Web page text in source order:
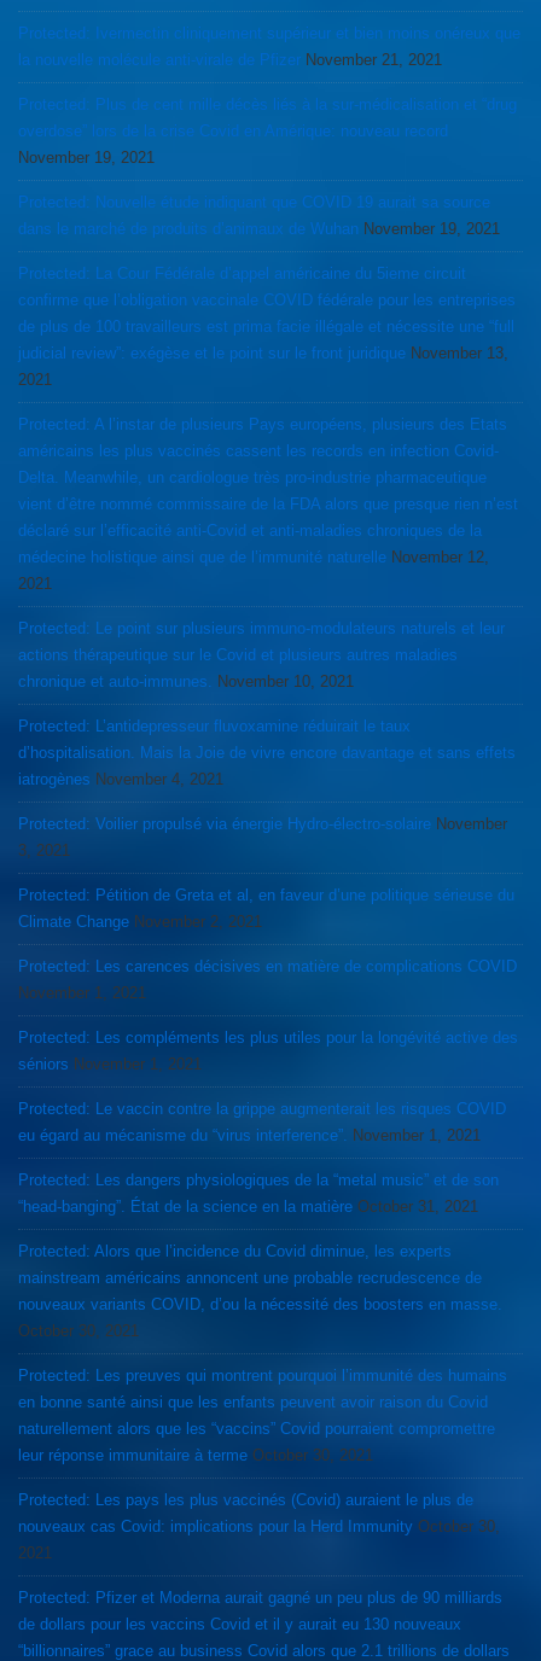
Protected: Ivermectin cliniquement supérieur et bien moins onéreux que
la nouvelle molécule anti-virale de Pfizer November 21, 2021
Protected: Plus de cent mille décès liés à la sur-médicalisation et “drug
overdose” lors de la crise Covid en Amérique: nouveau record
November 19, 2021
Protected: Nouvelle étude indiquant que COVID 19 aurait sa source
dans le marché de produits d’animaux de Wuhan November 19, 2021
Protected: La Cour Fédérale d’appel américaine du 5ieme circuit
confirme que l’obligation vaccinale COVID fédérale pour les entreprises
de plus de 100 travailleurs est prima facie illégale et nécessite une “full
judicial review”: exégèse et le point sur le front juridique November 13,
2021
Protected: A l’instar de plusieurs Pays européens, plusieurs des Etats
américains les plus vaccinés cassent les records en infection Covid-
Delta. Meanwhile, un cardiologue très pro-industrie pharmaceutique
vient d’être nommé commissaire de la FDA alors que presque rien n’est
déclaré sur l’efficacité anti-Covid et anti-maladies chroniques de la
médecine holistique ainsi que de l’immunité naturelle November 12,
2021
Protected: Le point sur plusieurs immuno-modulateurs naturels et leur
actions thérapeutique sur le Covid et plusieurs autres maladies
chronique et auto-immunes.
November 10, 2021
Protected: L’antidepresseur fluvoxamine réduirait le taux
d’hospitalisation. Mais la Joie de vivre encore davantage et sans effets
iatrogènes November 4, 2021
Protected: Voilier propulsé via énergie Hydro-électro-solaire November
3, 2021
Protected: Pétition de Greta et al, en faveur d’une politique sérieuse du
Climate Change November 2, 2021
Protected: Les carences décisives en matière de complications COVID
November 1, 2021
Protected: Les compléments les plus utiles pour la longévité active des
séniors November 1, 2021
Protected: Le vaccin contre la grippe augmenterait les risques COVID
eu égard au mécanisme du “virus interference”. November 1, 2021
Protected: Les dangers physiologiques de la “metal music” et de son
“head-banging”. État de la science en la matière October 31, 2021
Protected: Alors que l’incidence du Covid diminue, les experts
mainstream américains annoncent une probable recrudescence de
nouveaux variants COVID, d’ou la nécessité des boosters en masse.
October 30, 2021
Protected: Les preuves qui montrent pourquoi l’immunité des humains
en bonne santé ainsi que les enfants peuvent avoir raison du Covid
naturellement alors que les “vaccins” Covid pourraient compromettre
leur réponse immunitaire à terme October 30, 2021
Protected: Les pays les plus vaccinés (Covid) auraient le plus de
nouveaux cas Covid: implications pour la Herd Immunity October 30,
2021
Protected: Pfizer et Moderna aurait gagné un peu plus de 90 milliards
de dollars pour les vaccins Covid et il y aurait eu 130 nouveaux
“billionnaires” grace au business Covid alors que 2.1 trillions de dollars